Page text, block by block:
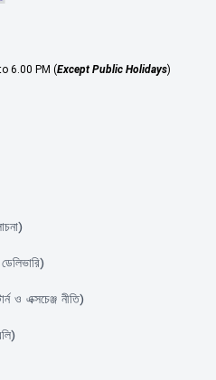
6.00 PM (Except Public Holidays)
এক্সচেঞ্জ নীতি)